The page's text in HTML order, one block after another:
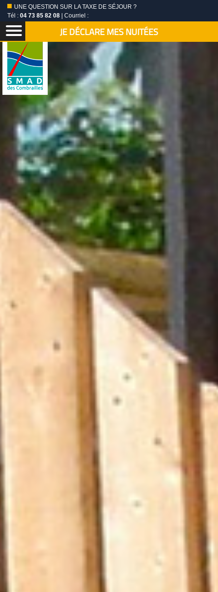
UNE QUESTION SUR LA TAXE DE SÉJOUR ?
Tél : 04 73 85 82 08 | Courriel :
JE DÉCLARE MES NUITÉES